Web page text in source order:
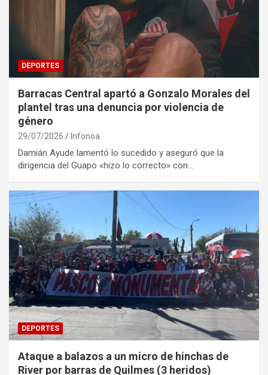
DEPORTES
Barracas Central apartó a Gonzalo Morales del
plantel tras una denuncia por violencia de
género
29/07/2026 Infonoa
Damián Ayude lamentó lo sucedido y aseguró que la
dirigencia del Guapo «hizo lo correcto» con…
DEPORTES
Ataque a balazos a un micro de hinchas de
River por barras de Quilmes (3 heridos)